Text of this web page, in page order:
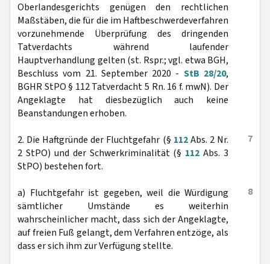
Oberlandesgerichts genügen den rechtlichen
Maßstäben, die für die im Haftbeschwerdeverfahren
vorzunehmende Überprüfung des dringenden
Tatverdachts während laufender
Hauptverhandlung gelten (st. Rspr.; vgl. etwa BGH,
Beschluss vom 21. September 2020 - StB 28/20,
BGHR StPO § 112 Tatverdacht 5 Rn. 16 f. mwN). Der
Angeklagte hat diesbezüglich auch keine
Beanstandungen erhoben.
7
2. Die Haftgründe der Fluchtgefahr (§ 112Abs. 2 Nr.
2 StPO) und der Schwerkriminalität (§ 112 Abs. 3
StPO) bestehen fort.
8
a) Fluchtgefahr ist gegeben, weil die Würdigung
sämtlicher Umstände es weiterhin
wahrscheinlicher macht, dass sich der Angeklagte,
auf freien Fuß gelangt, dem Verfahren entzöge, als
dass er sich ihm zur Verfügung stellte.